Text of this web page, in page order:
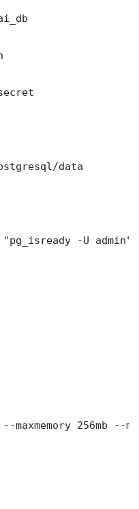
data
-U admin"]
maxmemory 256mb --